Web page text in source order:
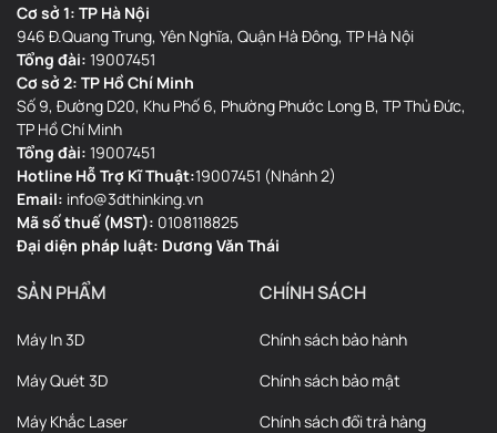
Cơ sở 1: TP Hà Nội
946 Đ.Quang Trung, Yên Nghĩa, Quận Hà Đông, TP Hà Nội
Tổng đài: 19007451
Cơ sở 2: TP Hồ Chí Minh
Số 9, Đường D20, Khu Phố 6, Phường Phước Long B, TP Thủ Đức,
TP Hồ Chí Minh
Tổng đài: 19007451
Hotline Hỗ Trợ Kĩ Thuật:19007451 (Nhánh 2)
Email: info@3dthinking.vn
Mã số thuế (MST): 0108118825
Đại diện pháp luật: Dương Văn Thái
SẢN PHẨM
Máy In 3D
Máy Quét 3D
Máy Khắc Laser
CHÍNH SÁCH
Chính sách bảo hành
Chính sách bảo mật
Chính sách đổi trả hàng